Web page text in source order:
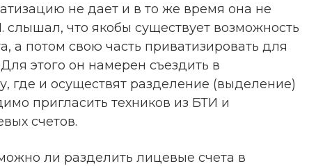
не дает и в то же время она не
слышал, что якобы существует возможность
а потом свою часть приватизировать для
этого он намерен съездить в
где и осуществят разделение (выделение)
пригласить техников из БТИ и
счетов.
ли разделить лицевые счета в